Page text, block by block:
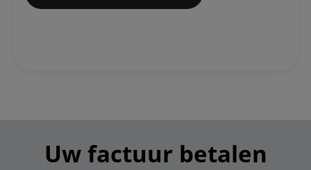
Uw factuur betalen